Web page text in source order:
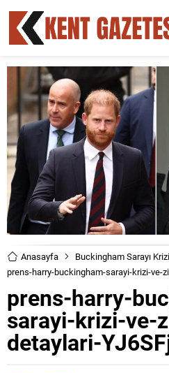
Anasayfa
Buckingham Sarayı
prens-harry-buckingham-sarayi-krizi-ve-
prens-harry-
sarayi-krizi-ve-
detaylari-